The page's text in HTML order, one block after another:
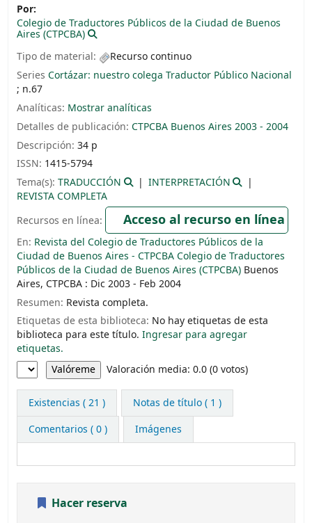
Por:
Colegio de Traductores Públicos de la Ciudad de Buenos
Aires (CTPCBA)
Tipo de material:
Recurso continuo
SeriesCortázar: nuestro colega Traductor Público Nacional
; n.67
Analíticas: Mostrar analíticas
Detalles de publicación:CTPCBA Buenos Aires 2003 - 2004
Descripción:34 p
ISSN: 1415-5794
Tema(s):TRADUCCIÓN
INTERPRETACIÓN
REVISTA COMPLETA
Recursos en línea:
Acceso al recurso en línea
En: Revista del Colegio de Traductores Públicos de la
Ciudad de Buenos Aires - CTPCBA Colegio de Traductores
Públicos de la Ciudad de Buenos Aires (CTPCBA) Buenos
Aires, CTPCBA : Dic 2003 - Feb 2004
Resumen: Revista completa.
Etiquetas de esta biblioteca: No hay etiquetas de esta
biblioteca para este título. Ingresar para agregar
etiquetas.
Valoración Valoración media: 0.0 (0 votos)
Existencias ( 21 )
Notas de título ( 1 )
Comentarios ( 0 )
Imágenes
Hacer reserva